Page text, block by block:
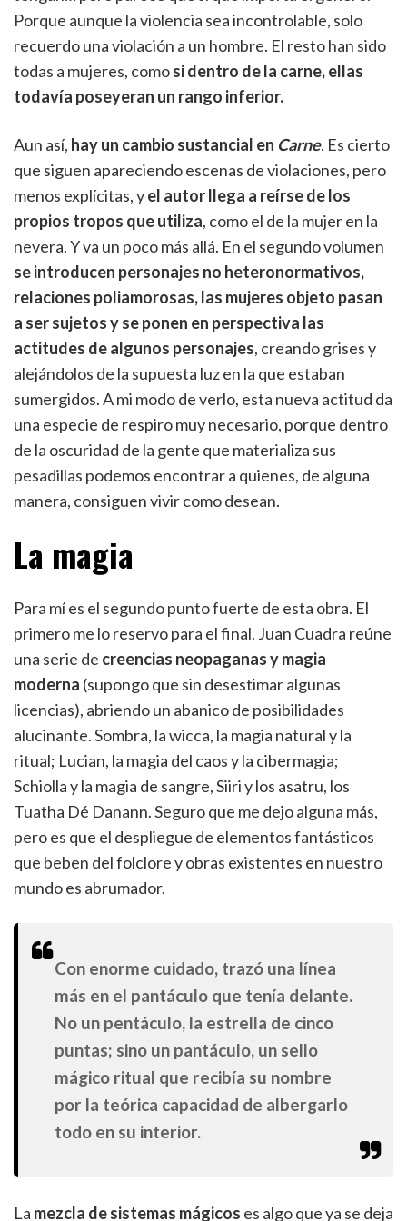
Porque aunque la violencia sea incontrolable, solo
recuerdo una violación a un hombre. El resto han sido
todas a mujeres, comosi dentro de la carne, ellas
todavía poseyeran un rango inferior.
Aun así, hay un cambio sustancial en Carne. Es cierto
que siguen apareciendo escenas de violaciones, pero
menos explícitas, yel autor llega a reírse de los
propios tropos que utiliza, como el de la mujer en la
nevera. Y va un poco más allá. En el segundo volumen
se introducen personajes no heteronormativos,
relaciones poliamorosas, las mujeres objeto pasan
a ser sujetos y se ponen en perspectiva las
actitudes de algunos personajes, creando grises y
alejándolos de la supuesta luz en la que estaban
sumergidos. A mi modo de verlo, esta nueva actitud da
una especie de respiro muy necesario, porque dentro
de la oscuridad de la gente que materializa sus
pesadillas podemos encontrar a quienes, de alguna
manera, consiguen vivir como desean.
La magia
Para mí es el segundo punto fuerte de esta obra. El
primero me lo reservo para el final. Juan Cuadra reúne
una serie de creencias neopaganas y magia
moderna (supongo que sin desestimar algunas
licencias), abriendo un abanico de posibilidades
alucinante. Sombra, la wicca, la magia natural y la
ritual; Lucian, la magia del caos y la cibermagia;
Schiolla y la magia de sangre, Siiri y los asatru, los
Tuatha Dé Danann. Seguro que me dejo alguna más,
pero es que el despliegue de elementos fantásticos
que beben del folclore y obras existentes en nuestro
mundo es abrumador.
Con enorme cuidado, trazó una línea
más en el pantáculo que tenía delante.
No un pentáculo, la estrella de cinco
puntas; sino un pantáculo, un sello
mágico ritual que recibía su nombre
por la teórica capacidad de albergarlo
todo en su interior.
La mezcla de sistemas mágicos es algo que ya se deja